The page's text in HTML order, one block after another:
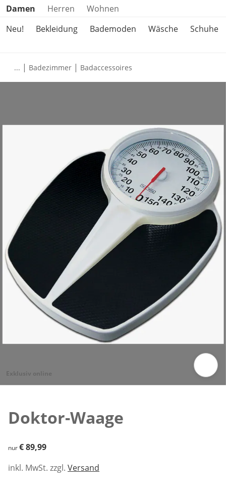
Produktkategorien überspringen
Damen Herren
Wohnen
Neu!
Bekleidung Bademoden Wäsche Schuhe
... | Badezimmer | Badaccessoires
Exklusiv online
Doktor-Waage
€ 89,99
nur€ 89,99
inkl. MwSt. zzgl. Versand